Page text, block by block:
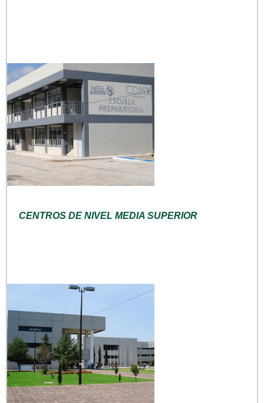
CENTROS DE NIVEL MEDIA SUPERIOR